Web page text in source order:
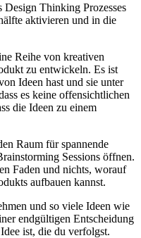
Design Thinking Prozesses
aktivieren und in die
Reihe von kreativen
zu entwickeln. Es ist
Ideen hast und sie unter
es keine offensichtlichen
die Ideen zu einem
Raum für spannende
Sessions öffnen.
Faden und nichts, worauf
aufbauen kannst.
und so viele Ideen wie
endgültigen Entscheidung
ist, die du verfolgst.